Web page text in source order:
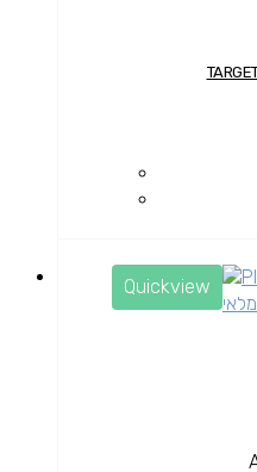
Quickview